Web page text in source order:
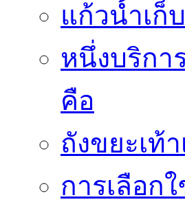
แก้วน้ำเ
หนึ่งบริกา
คือ
ถังขยะเท้
การเลือก